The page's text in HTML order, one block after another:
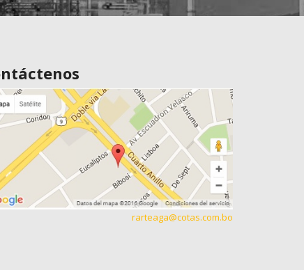
rarteaga@cotas.com.bo